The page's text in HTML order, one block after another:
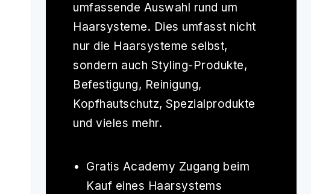
umfassende Auswahl rund um
Haarsysteme. Dies umfasst nicht
nur die Haarsysteme selbst,
sondern auch Styling-Produkte,
Befestigung, Reinigung,
Kopfhautschutz, Spezialprodukte
und vieles mehr.
Gratis Academy Zugang beim
Kauf eines Haarsystems